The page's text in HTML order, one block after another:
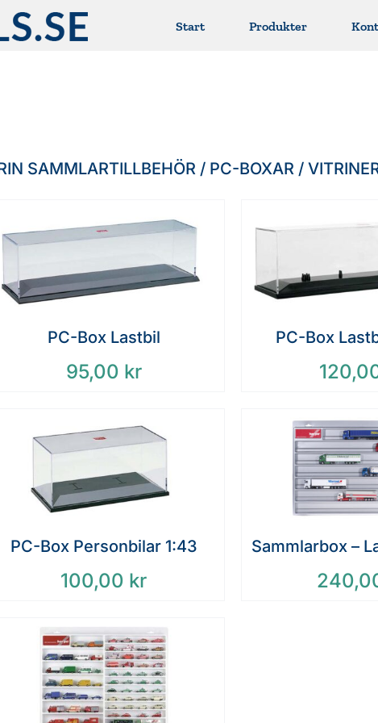
Start Produkter
SAMMLARTILLBEHÖR / PC-BOXAR /
PC-Box Lastbil
95,00 kr
PC-Box
PC-Box Personbilar 1:43
100,00 kr
Sammlarbox –